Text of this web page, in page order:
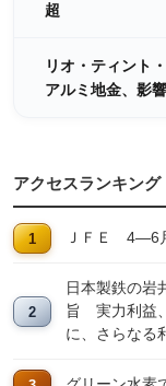
超
リオ・ティント
アルミ地金、影
アクセスランキング
ＪＦＥ 4―6
日本製鉄の岩
旨 実力利益
に、さらなる